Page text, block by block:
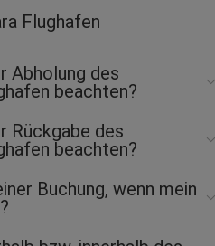
Flughafen
Abholung des
beachten?
Rückgabe des
beachten?
Buchung, wenn mein